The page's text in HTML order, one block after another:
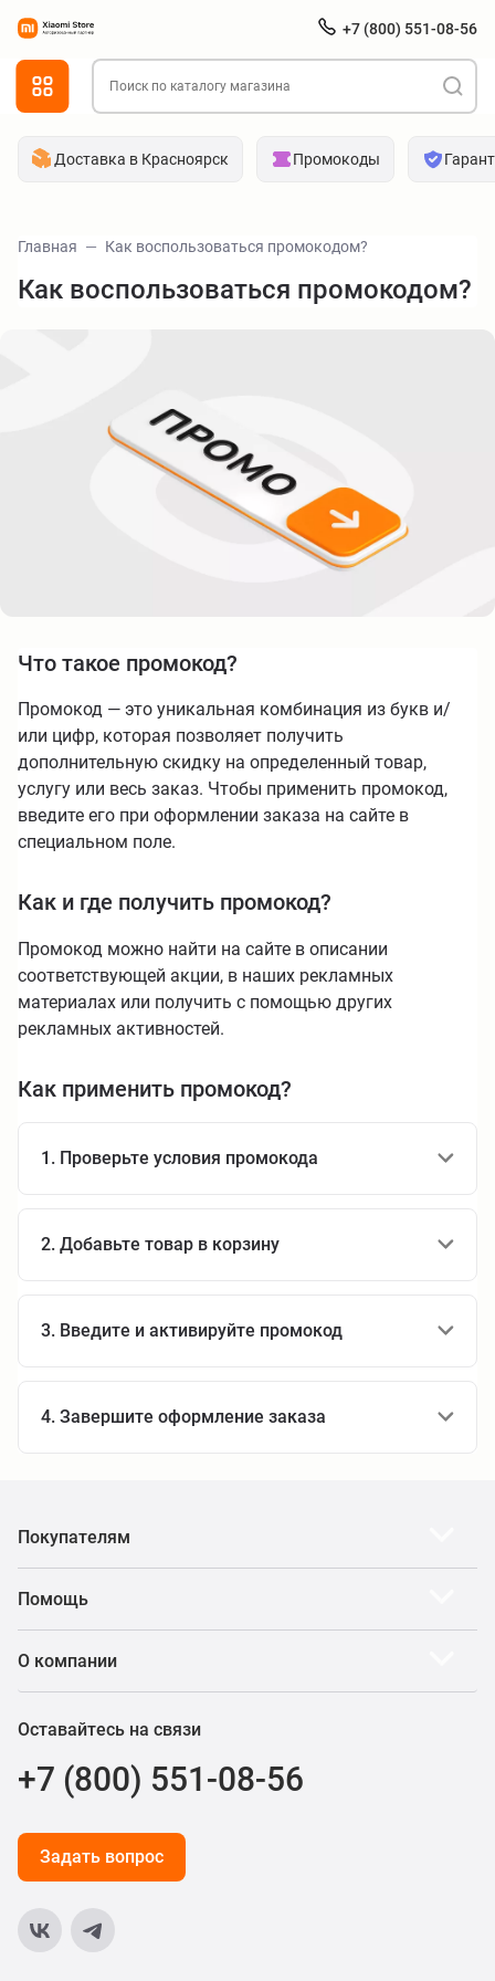
+7 (800) 551-08-56
Доставка в Красноярск Промокоды
Главная Как воспользоваться промокодом?
Как воспользоваться промокодом?
Что такое промокод?
Промокод — это уникальная комбинация из букв и/
или цифр, которая позволяет получить
дополнительную скидку на определенный товар,
услугу или весь заказ. Чтобы применить промокод,
введите его при оформлении заказа на сайте в
специальном поле.
Как и где получить промокод?
Промокод можно найти на сайте в описании
соответствующей акции, в наших рекламных
материалах или получить с помощью других
рекламных активностей.
Как применить промокод?
1. Проверьте условия промокода
2. Добавьте товар в корзину
3. Введите и активируйте промокод
4. Завершите оформление заказа
Покупателям
Помощь
О компании
Оставайтесь на связи
+7 (800) 551-08-56
Задать вопрос